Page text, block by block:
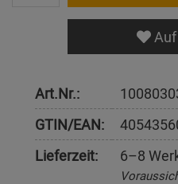
Art.Nr.:
GTIN/EAN:
Lieferzeit:
6–8